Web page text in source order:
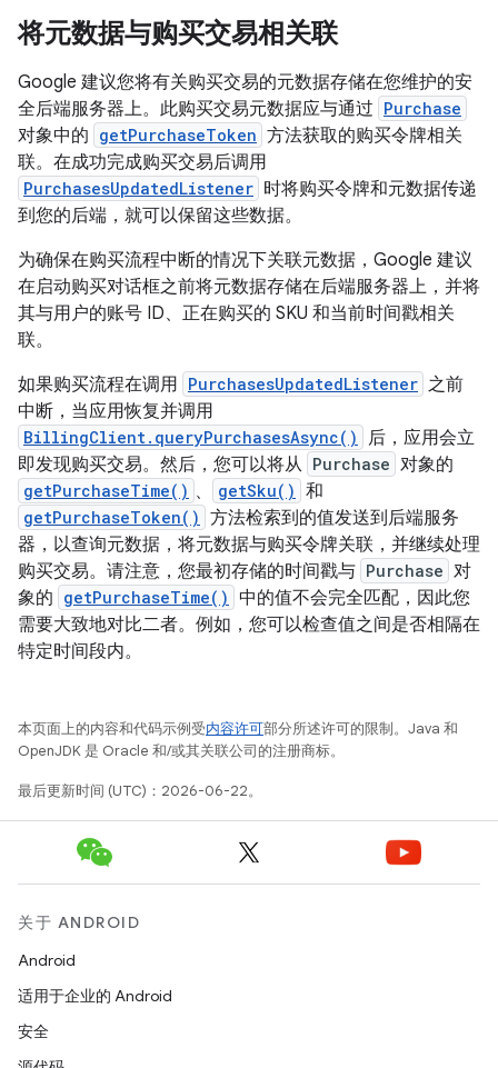
将元数据与购买交易相关联
Google 建议您将有关购买交易的元数据存储在您维护的安
全后端服务器上。此购买交易元数据应与通过 Purchase
对象中的 getPurchaseToken 方法获取的购买令牌相关
联。在成功完成购买交易后调用
PurchasesUpdatedListener 时将购买令牌和元数据传递
到您的后端，就可以保留这些数据。
为确保在购买流程中断的情况下关联元数据，Google 建议
在启动购买对话框之前将元数据存储在后端服务器上，并将
其与用户的账号 ID、正在购买的 SKU 和当前时间戳相关
联。
如果购买流程在调用 PurchasesUpdatedListener 之前
中断，当应用恢复并调用
BillingClient.queryPurchasesAsync()
后，应用会立
即发现购买交易。然后，您可以将从 Purchase 对象的
getPurchaseTime() 、 getSku() 和
getPurchaseToken() 方法检索到的值发送到后端服务
器，以查询元数据，将元数据与购买令牌关联，并继续处理
购买交易。请注意，您最初存储的时间戳与 Purchase 对
象的 getPurchaseTime() 中的值不会完全匹配，因此您
需要大致地对比二者。例如，您可以检查值之间是否相隔在
特定时间段内。
本页面上的内容和代码示例受内容许可部分所述许可的限制。Java 和
OpenJDK 是 Oracle 和/或其关联公司的注册商标。
最后更新时间 (UTC)：2026-06-22。
关于 ANDROID
Android
适用于企业的 Android
安全